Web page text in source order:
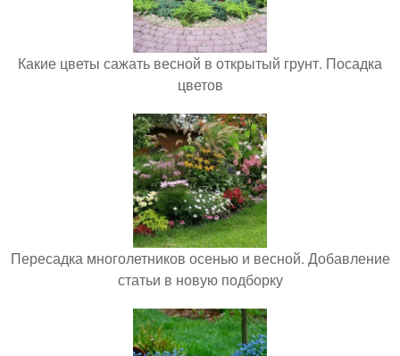
Какие цветы сажать весной в открытый грунт. Посадка
цветов
Пересадка многолетников осенью и весной. Добавление
статьи в новую подборку